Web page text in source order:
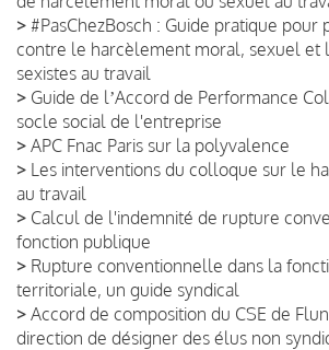
> #PasChezBosch : Guide pratique pour
contre le harcèlement moral, sexuel et
sexistes au travail
> Guide de lʼAccord de Performance
socle social de l'entreprise
> APC Fnac Paris sur la polyvalence
> Les interventions du colloque sur le
au travail
> Calcul de l'indemnité de rupture
fonction publique
> Rupture conventionnelle dans la
territoriale, un guide syndical
> Accord de composition du CSE de
direction de désigner des élus non